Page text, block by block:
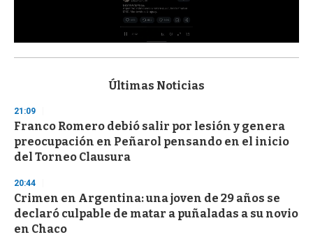
s
d
s
o
f
3
s
e
c
o
n
Últimas Noticias
21:09
Franco Romero debió salir por lesión y genera
preocupación en Peñarol pensando en el inicio
del Torneo Clausura
20:44
Crimen en Argentina: una joven de 29 años se
declaró culpable de matar a puñaladas a su novio
en Chaco